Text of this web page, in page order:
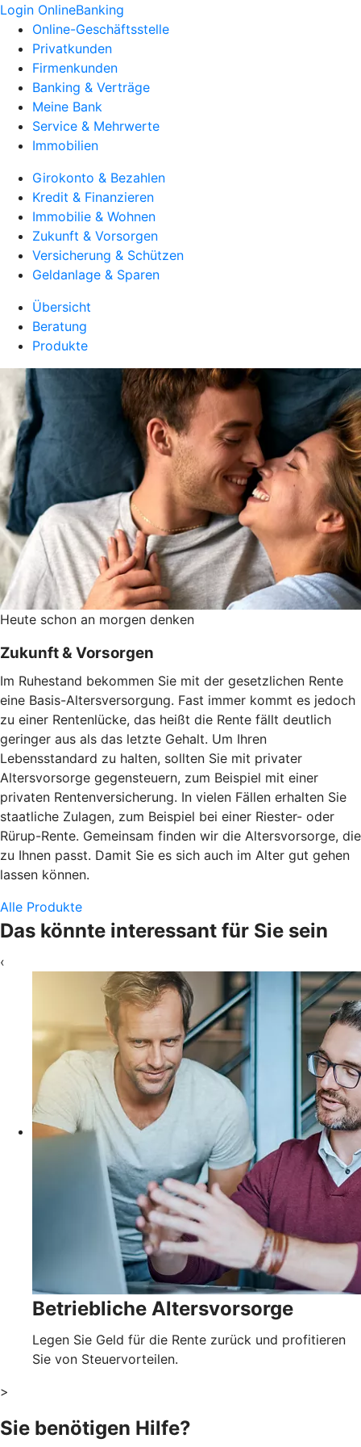
Login OnlineBanking
Online-Geschäftsstelle
Privatkunden
Firmenkunden
Banking & Verträge
Meine Bank
Service & Mehrwerte
Immobilien
Girokonto & Bezahlen
Kredit & Finanzieren
Immobilie & Wohnen
Zukunft & Vorsorgen
Versicherung & Schützen
Geldanlage & Sparen
Übersicht
Beratung
Produkte
Heute schon an morgen denken
Zukunft & Vorsorgen
Im Ruhestand bekommen Sie mit der gesetzlichen Rente
eine Basis-Altersversorgung. Fast immer kommt es jedoch
zu einer Rentenlücke, das heißt die Rente fällt deutlich
geringer aus als das letzte Gehalt. Um Ihren
Lebensstandard zu halten, sollten Sie mit privater
Altersvorsorge gegensteuern, zum Beispiel mit einer
privaten Rentenversicherung. In vielen Fällen erhalten Sie
staatliche Zulagen, zum Beispiel bei einer Riester- oder
Rürup-Rente. Gemeinsam finden wir die Altersvorsorge, die
zu Ihnen passt. Damit Sie es sich auch im Alter gut gehen
lassen können.
Alle Produkte
Das könnte interessant für Sie sein
‹
Betriebliche Altersvorsorge
Legen Sie Geld für die Rente zurück und profitieren
Sie von Steuervorteilen.
>
Sie benötigen Hilfe?